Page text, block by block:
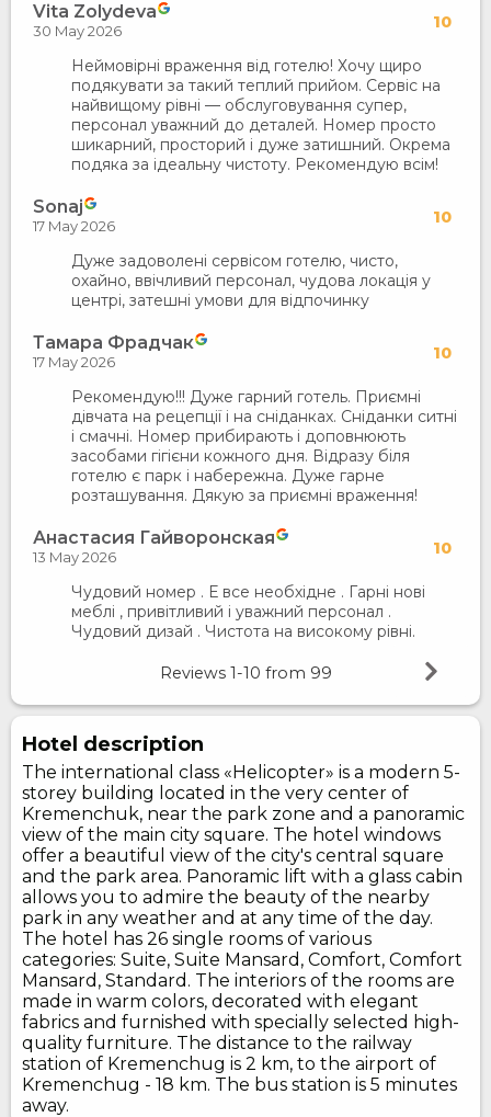
Vita Zolydeva 10
30 May 2026
​Неймовірні враження від готелю! Хочу щиро
подякувати за такий теплий прийом. Сервіс на
найвищому рівні — обслуговування супер,
персонал уважний до деталей. Номер просто
шикарний, просторий і дуже затишний. Окрема
подяка за ідеальну чистоту. Рекомендую всім!
Sonaj 10
17 May 2026
Дуже задоволені сервісом готелю, чисто,
охайно, ввічливий персонал, чудова локація у
центрі, затешні умови для відпочинку
Тамара Фрадчак 10
17 May 2026
Рекомендую!!! Дуже гарний готель. Приємні
дівчата на рецепції і на сніданках. Сніданки ситні
і смачні. Номер прибирають і доповнюють
засобами гігієни кожного дня. Відразу біля
готелю є парк і набережна. Дуже гарне
розташування. Дякую за приємні враження!
Анастасия Гайворонская 10
13 May 2026
Чудовий номер . Е все необхідне . Гарні нові
меблі , привітливий і уважний персонал .
Чудовий дизай . Чистота на високому рівні.
Reviews 1-10 from 99
Hotel description
The international class «Helicopter» is a modern 5-
storey building located in the very center of
Kremenchuk, near the park zone and a panoramic
view of the main city square. The hotel windows
offer a beautiful view of the city's central square
and the park area. Panoramic lift with a glass cabin
allows you to admire the beauty of the nearby
park in any weather and at any time of the day.
The hotel has 26 single rooms of various
categories: Suite, Suite Mansard, Comfort, Comfort
Mansard, Standard. The interiors of the rooms are
made in warm colors, decorated with elegant
fabrics and furnished with specially selected high-
quality furniture. The distance to the railway
station of Kremenchug is 2 km, to the airport of
Kremenchug - 18 km. The bus station is 5 minutes
away.